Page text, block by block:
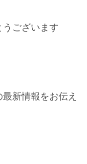
ございます
新情報をお伝え